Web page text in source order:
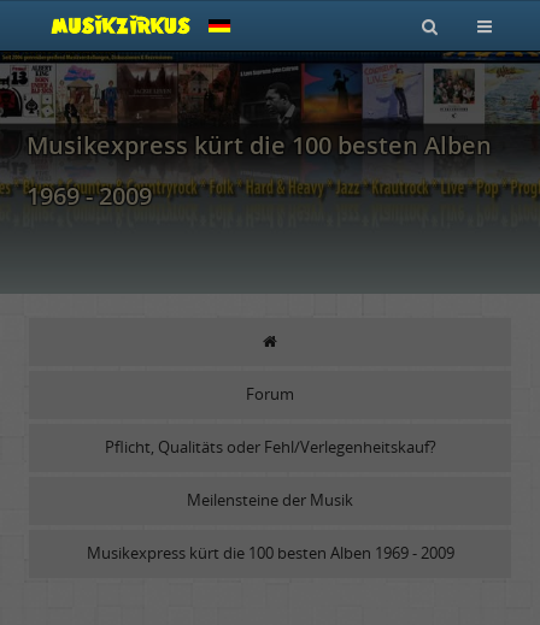
Musikexpress kürt die 100 besten Alben
1969 - 2009
Forum
Pflicht, Qualitäts oder Fehl/Verlegenheitskauf?
Meilensteine der Musik
Musikexpress kürt die 100 besten Alben 1969 - 2009